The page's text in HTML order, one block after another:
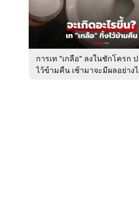
WeTV
ต่าง
ประเทศ
การเท "เกลือ" ลงในชักโครก
ไว้ข้ามคืน เช้ามาจะมีผลอย่าง